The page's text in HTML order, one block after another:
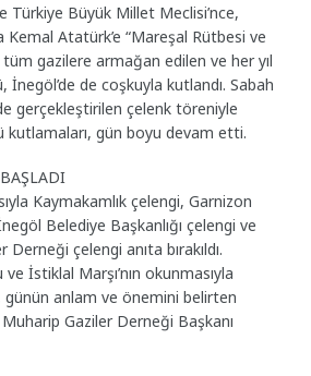
Türkiye Büyük Millet Meclisi’nce,
Atatürk’e “Mareşal Rütbesi ve
tüm gazilere armağan edilen ve her yıl
İnegöl’de de coşkuyla kutlandı. Sabah
gerçekleştirilen çelenk töreniyle
kutlamaları, gün boyu devam etti.
Kaymakamlık çelengi, Garnizon
Belediye Başkanlığı çelengi ve
çelengi anıta bırakıldı.
İstiklal Marşı’nın okunmasıyla
anlam ve önemini belirten
Gaziler Derneği Başkanı